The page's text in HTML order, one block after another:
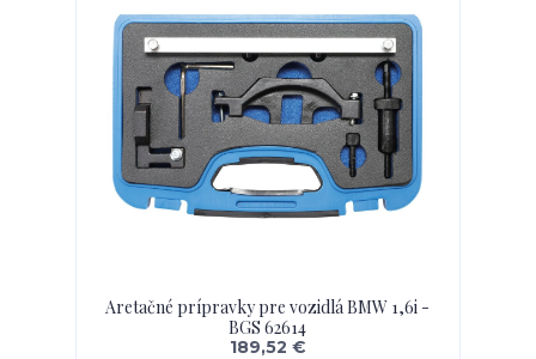
Aretačné prípravky pre vozidlá BMW 1,6i -
BGS 62614
189,52 €